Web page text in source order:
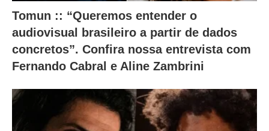
a
i
x
o
Tomun :: “Queremos entender o
audiovisual brasileiro a partir de dados
concretos”. Confira nossa entrevista com
Fernando Cabral e Aline Zambrini